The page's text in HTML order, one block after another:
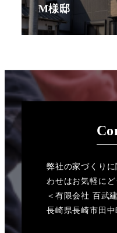
M様邸
弊社の家づくり
わせはお気軽に
＜有限会社 百武
長崎県長崎市田